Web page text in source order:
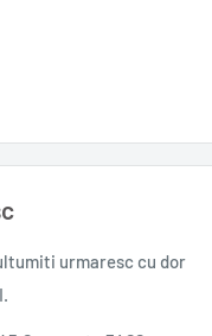
urmaresc cu dor